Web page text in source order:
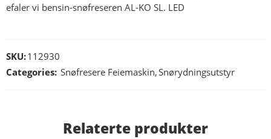
efaler vi bensin-snøfreseren AL-KO SL. LED
SKU:112930
Categories: Snøfresere Feiemaskin,Snørydningsutstyr
Relaterte produkter